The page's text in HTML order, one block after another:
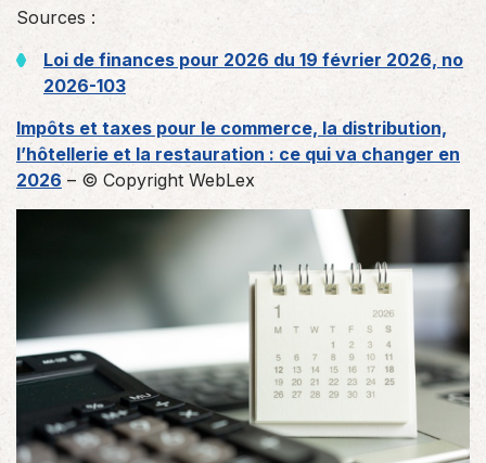
Sources :
Loi de finances pour 2026 du 19 février 2026, no
2026-103
Impôts et taxes pour le commerce, la distribution,
l’hôtellerie et la restauration : ce qui va changer en
2026 – © Copyright WebLex